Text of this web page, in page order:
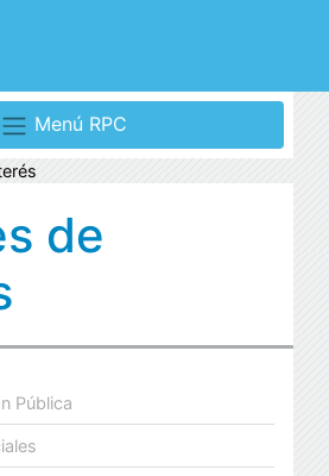
Menú RPC
de
Pública